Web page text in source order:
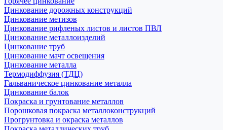
Цинкование дорожных конструкций
Цинкование метизов
Цинкование рифленых листов и листов ПВЛ
Цинкование металлоизделий
Цинкование труб
Цинкование мачт освещения
Цинкование металла
Термодиффузия (ТДЦ)
Гальваническое цинкование металла
Цинкование балок
Покраска и грунтование металлов
Порошковая покраска металлоконструкций
Прогрунтовка и окраска металлов